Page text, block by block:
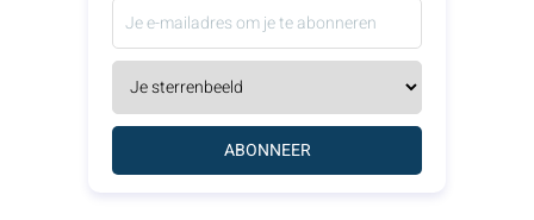
ABONNEER